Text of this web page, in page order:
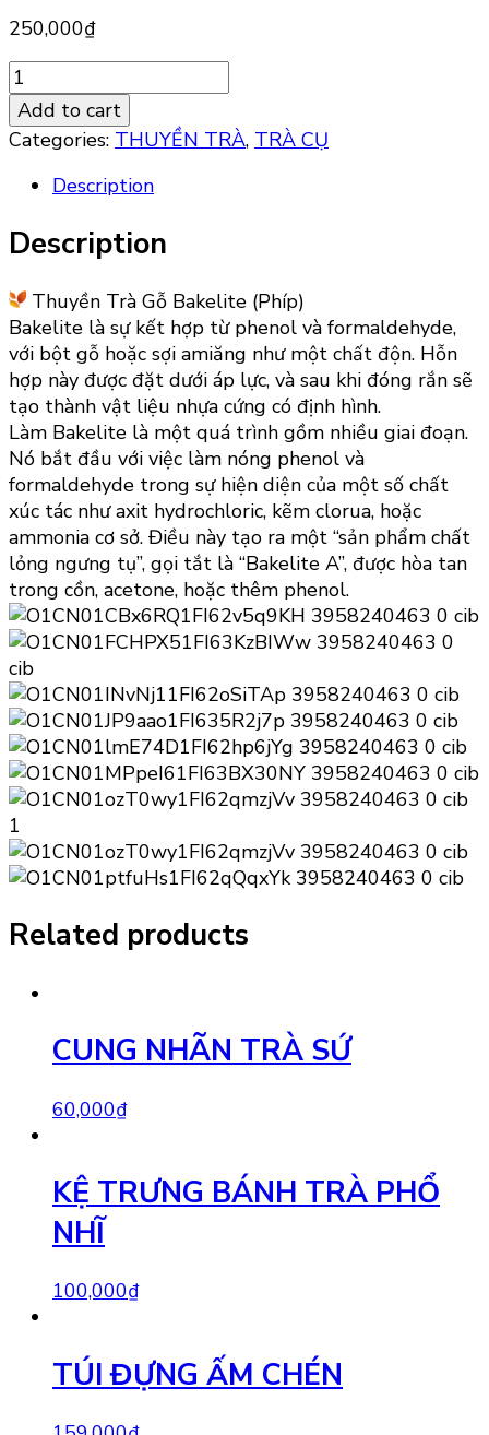
250,000₫
THUYỀN
TRÀ
GỖ
BAKELITE
quantity
Add to cart
Categories: THUYỀN TRÀ, TRÀ CỤ
Description
Description
Thuyền Trà Gỗ Bakelite (Phíp)
Bakelite là sự kết hợp từ phenol và formaldehyde,
với bột gỗ hoặc sợi amiăng như một chất độn. Hỗn
hợp này được đặt dưới áp lực, và sau khi đóng rắn sẽ
tạo thành vật liệu nhựa cứng có định hình.
Làm Bakelite là một quá trình gồm nhiều giai đoạn.
Nó bắt đầu với việc làm nóng phenol và
formaldehyde trong sự hiện diện của một số chất
xúc tác như axit hydrochloric, kẽm clorua, hoặc
ammonia cơ sở. Điều này tạo ra một “sản phẩm chất
lỏng ngưng tụ”, gọi tắt là “Bakelite A”, được hòa tan
trong cồn, acetone, hoặc thêm phenol.
Related products
CUNG NHÃN TRÀ SỨ
60,000₫
KỆ TRƯNG BÁNH TRÀ PHỔ
NHĨ
100,000₫
TÚI ĐỰNG ẤM CHÉN